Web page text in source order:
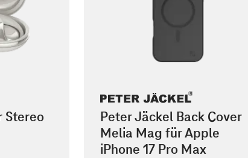
Stereo
Peter Jäckel Back Cover
Melia Mag für Apple
iPhone 17 Pro Max